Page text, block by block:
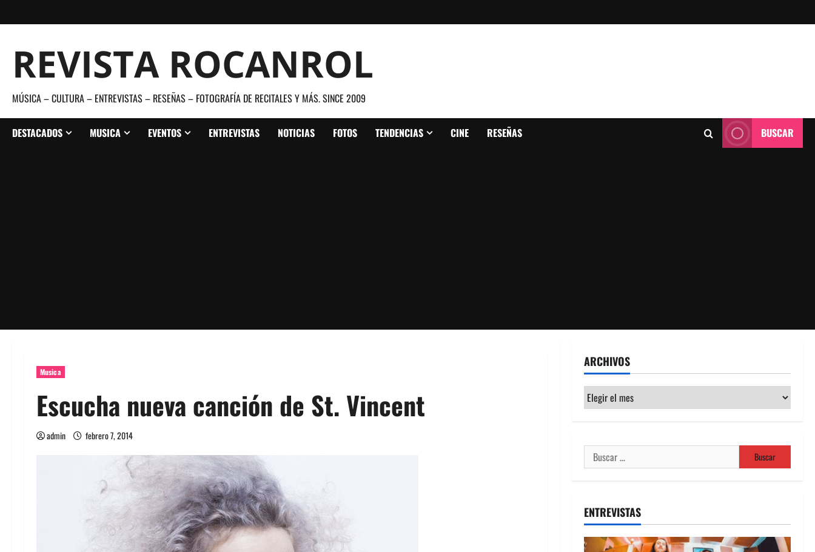
al
REVISTA ROCANROL
MÚSICA – CULTURA – ENTREVISTAS – RESEÑAS – FOTOGRAFÍA DE RECITALES Y MÁS. SINCE 2009
DESTACADOS MUSICA EVENTOS ENTREVISTAS NOTICIAS FOTOS TENDENCIAS CINE RESEÑAS BUSCAR
Musica
Escucha nueva canción de St. Vincent
admin febrero 7, 2014
ARCHIVOS
Archivos
Buscar:
ENTREVISTAS